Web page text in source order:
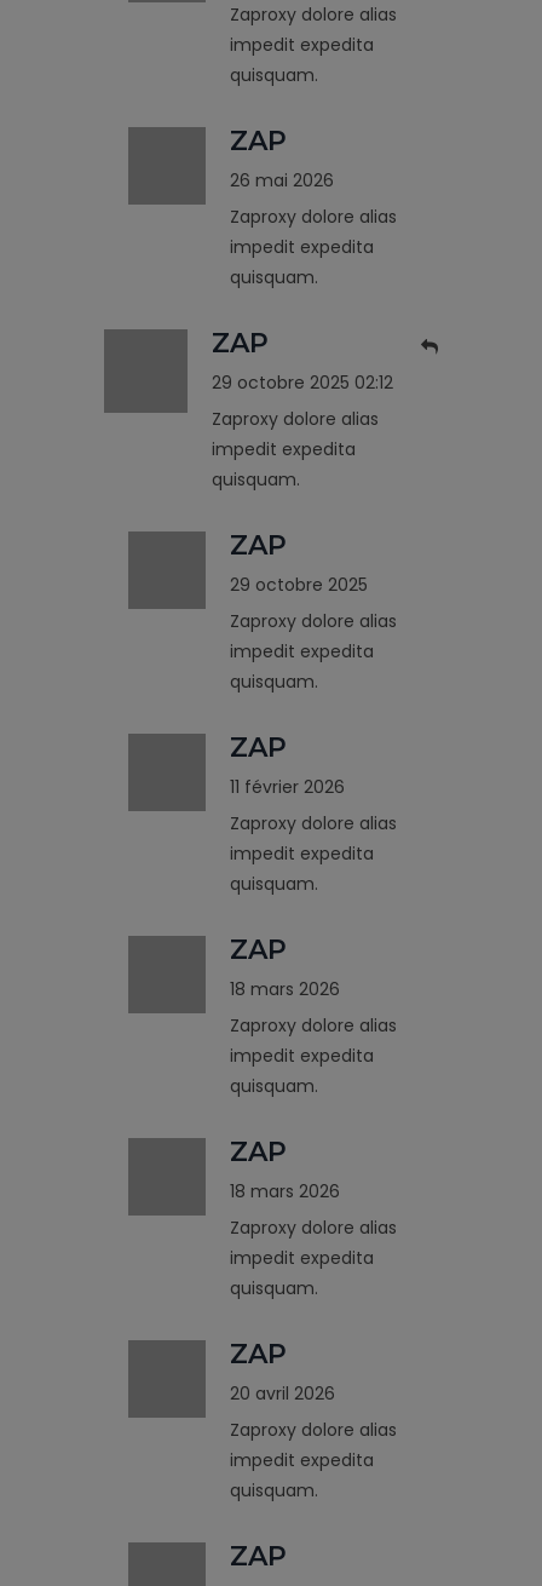
Zaproxy dolore alias
impedit expedita
quisquam.
ZAP
26 mai 2026
Zaproxy dolore alias
impedit expedita
quisquam.
ZAP
29 octobre 2025 02:12
Zaproxy dolore alias
impedit expedita
quisquam.
ZAP
29 octobre 2025
Zaproxy dolore alias
impedit expedita
quisquam.
ZAP
11 février 2026
Zaproxy dolore alias
impedit expedita
quisquam.
ZAP
18 mars 2026
Zaproxy dolore alias
impedit expedita
quisquam.
ZAP
18 mars 2026
Zaproxy dolore alias
impedit expedita
quisquam.
ZAP
20 avril 2026
Zaproxy dolore alias
impedit expedita
quisquam.
ZAP